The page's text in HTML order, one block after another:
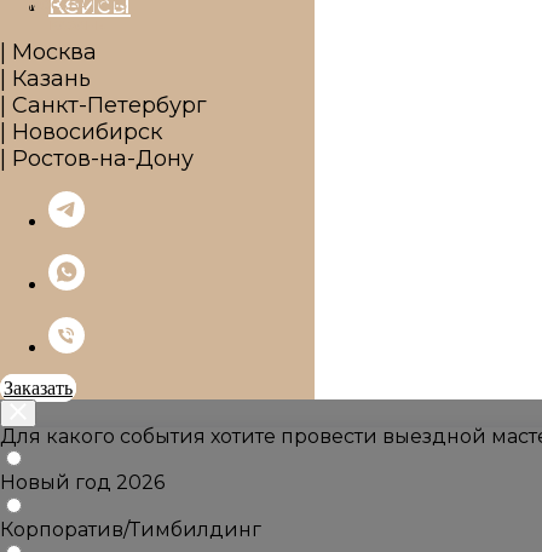
| Москва
| Казань
| Санкт-Петербург
| Новосибирск
| Ростов-на-Дону
Заказать
Для какого события хотите провести выездной
Новый год 2026
Корпоратив/Тимбилдинг